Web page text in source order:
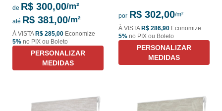
de R$ 300,00
até R$ 381,00
À VISTAR$ 285,00 Economize
5% no PIX ou Boleto
PERSONALIZAR
MEDIDAS
por R$ 302,00
À VISTAR$ 286,90 Economize
5% no PIX ou Boleto
PERSONALIZAR
MEDIDAS